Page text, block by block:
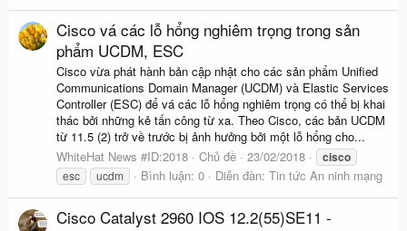
Cisco vá các lỗ hổng nghiêm trọng trong sản
phẩm UCDM, ESC
Cisco vừa phát hành bản cập nhật cho các sản phẩm Unified
Communications Domain Manager (UCDM) và Elastic Services
Controller (ESC) để vá các lỗ hổng nghiêm trọng có thể bị khai
thác bởi những kẻ tấn công từ xa. Theo Cisco, các bản UCDM
từ 11.5 (2) trở về trước bị ảnh hưởng bởi một lỗ hổng cho...
WhiteHat News #ID:2018
Chủ đề 23/02/2018 cisco
esc ucdm Bình luận: 0 Diễn đàn: Tin tức An ninh mạng
Cisco Catalyst 2960 IOS 12.2(55)SE11 -